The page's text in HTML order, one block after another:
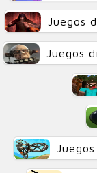
Juegos
Juegos